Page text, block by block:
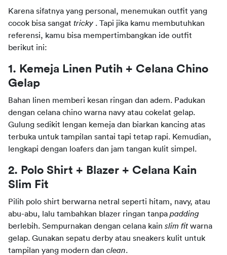
Karena sifatnya yang personal, menemukan outfit yang
cocok bisa sangat tricky . Tapi jika kamu membutuhkan
referensi, kamu bisa mempertimbangkan ide outfit
berikut ini:
1. Kemeja Linen Putih + Celana Chino
Gelap
Bahan linen memberi kesan ringan dan adem. Padukan
dengan celana chino warna navy atau cokelat gelap.
Gulung sedikit lengan kemeja dan biarkan kancing atas
terbuka untuk tampilan santai tapi tetap rapi. Kemudian,
lengkapi dengan loafers dan jam tangan kulit simpel.
2. Polo Shirt + Blazer + Celana Kain
Slim Fit
Pilih polo shirt berwarna netral seperti hitam, navy, atau
abu-abu, lalu tambahkan blazer ringan tanpa padding
berlebih. Sempurnakan dengan celana kain slim fit warna
gelap. Gunakan sepatu derby atau sneakers kulit untuk
tampilan yang modern dan clean.